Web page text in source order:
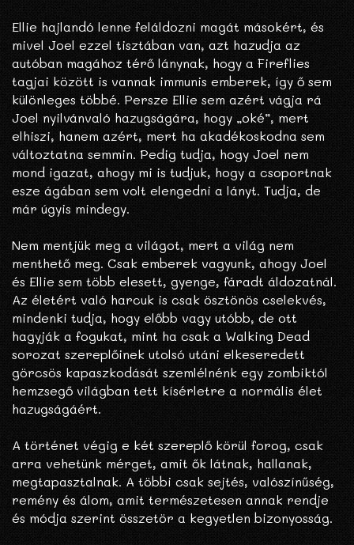
Ellie hajlandó lenne feláldozni magát másokért, és
mivel Joel ezzel tisztában van, azt hazudja az
autóban magához térő lánynak, hogy a Fireflies
tagjai között is vannak immunis emberek, így ő sem
különleges többé. Persze Ellie sem azért vágja rá
Joel nyilvánvaló hazugságára, hogy „oké”, mert
elhiszi, hanem azért, mert ha akadékoskodna sem
változtatna semmin. Pedig tudja, hogy Joel nem
mond igazat, ahogy mi is tudjuk, hogy a csoportnak
esze ágában sem volt elengedni a lányt. Tudja, de
már úgyis mindegy.
Nem mentjük meg a világot, mert a világ nem
menthető meg. Csak emberek vagyunk, ahogy Joel
és Ellie sem több elesett, gyenge, fáradt áldozatnál.
Az életért való harcuk is csak ösztönös cselekvés,
mindenki tudja, hogy előbb vagy utóbb, de ott
hagyják a fogukat, mint ha csak a Walking Dead
sorozat szereplőinek utolsó utáni elkeseredett
görcsös kapaszkodását szemlélnénk egy zombiktól
hemzsegő világban tett kísérletre a normális élet
hazugságáért.
A történet végig e két szereplő körül forog, csak
arra vehetünk mérget, amit ők látnak, hallanak,
megtapasztalnak. A többi csak sejtés, valószínűség,
remény és álom, amit természetesen annak rendje
és módja szerint összetör a kegyetlen bizonyosság.